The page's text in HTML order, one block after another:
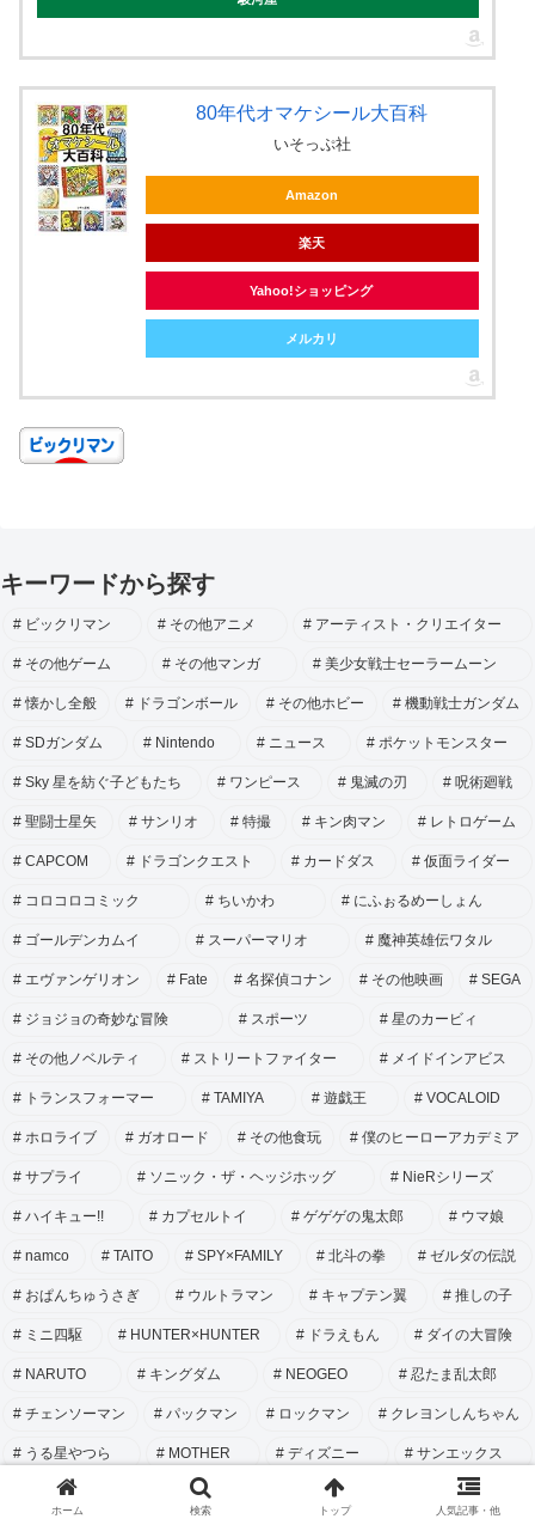
80年代オマケシール大百科
いそっぷ社
Amazon
楽天
Yahoo!ショッピング
メルカリ
キーワードから探す
ビックリマン その他アニメ アーティスト・クリエイター
その他ゲーム その他マンガ 美少女戦士セーラームーン
懐かし全般 ドラゴンボール その他ホビー 機動戦士ガンダム
SDガンダム Nintendo ニュース ポケットモンスター
Sky 星を紡ぐ子どもたち ワンピース 鬼滅の刃 呪術廻戦
聖闘士星矢 サンリオ 特撮 キン肉マン レトロゲーム
CAPCOM ドラゴンクエスト カードダス 仮面ライダー
コロコロコミック ちいかわ にふぉるめーしょん
ゴールデンカムイ スーパーマリオ 魔神英雄伝ワタル
エヴァンゲリオン Fate 名探偵コナン その他映画 SEGA
ジョジョの奇妙な冒険 スポーツ 星のカービィ
その他ノベルティ ストリートファイター メイドインアビス
トランスフォーマー TAMIYA 遊戯王 VOCALOID
ホロライブ ガオロード その他食玩 僕のヒーローアカデミア
サプライ ソニック・ザ・ヘッジホッグ NieRシリーズ
ハイキュー!! カプセルトイ ゲゲゲの鬼太郎 ウマ娘
namco TAITO SPY×FAMILY 北斗の拳 ゼルダの伝説
おぱんちゅうさぎ ウルトラマン キャプテン翼 推しの子
ミニ四駆 HUNTER×HUNTER ドラえもん ダイの大冒険
NARUTO キングダム NEOGEO 忍たま乱太郎
チェンソーマン パックマン ロックマン クレヨンしんちゃん
うる星やつら MOTHER ディズニー サンエックス
スペースインベーダー 魔法の天使クリィミーマミ
ホーム 検索 トップ 人気記事・他